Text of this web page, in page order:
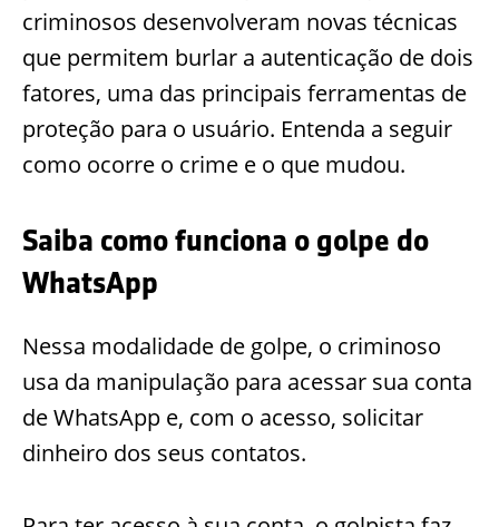
criminosos desenvolveram novas técnicas
que permitem burlar a autenticação de dois
fatores, uma das principais ferramentas de
proteção para o usuário. Entenda a seguir
como ocorre o crime e o que mudou.
Saiba como funciona o golpe do
WhatsApp
Nessa modalidade de golpe, o criminoso
usa da manipulação para acessar sua conta
de WhatsApp e, com o acesso, solicitar
dinheiro dos seus contatos.